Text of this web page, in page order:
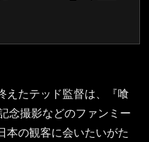
えたテッド監督は、『喰
念撮影などのファンミー
本の観客に会いたいがた